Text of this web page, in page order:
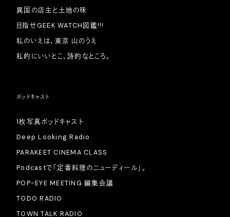
異国の店主と土地の味
目指せGEEK WATCH図鑑!!!
私のいえは、東京 山のうえ
私的にいいとこ、詩的なところ。
ポッドキャスト
1枚写真ポッドキャスト
Deep Looking Radio
PARAKEET CINEMA CLASS
Podcastで「定番料理のニューディール」。
POP-EYE MEETING 編集会議
TODO RADIO
TOWN TALK RADIO